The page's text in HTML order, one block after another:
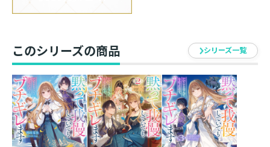
さっそく『広域治癒【エリアヒール】』で人々の傷を癒
すと、圧政に苦しむ国民にも『救国の聖女』と慕われる
ことにーー。
誰かのわがままに私はもう縛られない。
自由を求める聖女が孤高の騎士に愛され、世界を救う異
世界恋愛ファンタジー！
このシリーズの商品 シリーズ一覧